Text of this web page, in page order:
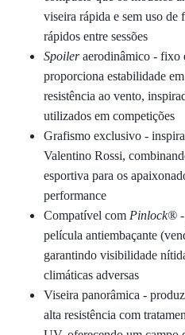
viseira rápida e sem uso de
rápidos entre sessões
Spoileraerodinâmico - fixo
proporciona estabilidade
resistência ao vento,
utilizados em competições
Grafismo exclusivo -
Valentino Rossi,
esportiva para os
performance
Compatível com Pinlock®
película antiembaçante
garantindo visibilidade
climáticas adversas
Viseira panorâmica -
alta resistência com